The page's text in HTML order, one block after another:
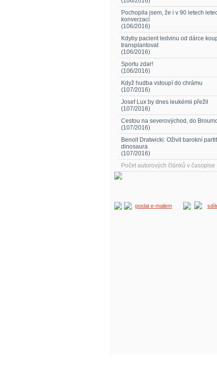
Pochopila jsem, že i v 90 letech
konverzací
(106/2016)
Kdyby pacient ledvinu od dárce
transplantovat
(106/2016)
Sportu zdar!
(106/2016)
Když hudba vstoupí do chrámu
(107/2016)
Josef Lux by dnes leukémii přežil
(107/2016)
Cestou na severovýchod, do
(107/2016)
Benoit Dratwicki: Oživit barokní
dinosaura
(107/2016)
Počet autorových článků v časopise
poslat e-mailem